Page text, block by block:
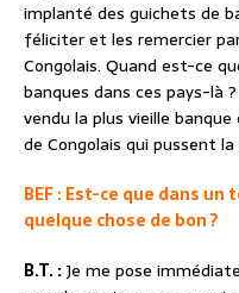
implanté des guichets de
féliciter et les remercier
Congolais. Quand est-ce
banques dans ces pays-là
vendu la plus vieille
de Congolais qui pussent
BEF : Est-ce que dans
quelque chose de bon ?
B.T. :Je me pose